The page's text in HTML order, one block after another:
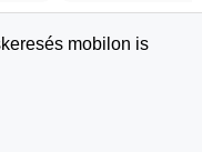
mobilon is